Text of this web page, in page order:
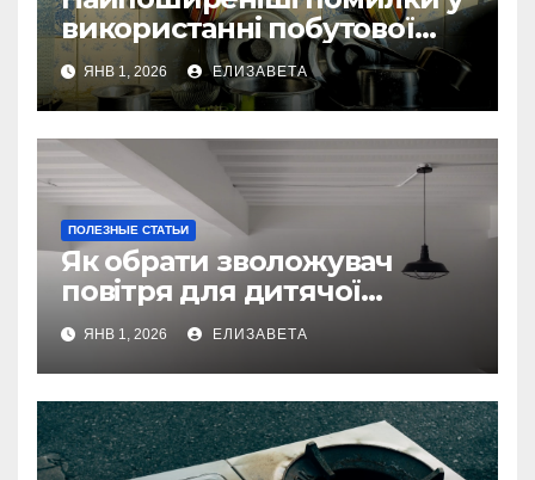
використанні побутової
техніки — та як їх уникнути
ЯНВ 1, 2026 ЕЛИЗАВЕТА
ПОЛЕЗНЫЕ СТАТЬИ
Як обрати зволожувач
повітря для дитячої
кімнати
ЯНВ 1, 2026 ЕЛИЗАВЕТА